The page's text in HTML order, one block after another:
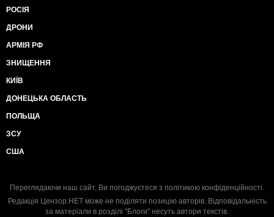
РОСІЯ
ДРОНИ
АРМІЯ РФ
ЗНИЩЕННЯ
КИЇВ
ДОНЕЦЬКА ОБЛАСТЬ
ПОЛЬЩА
ЗСУ
США
Переглядаючи наш сайт, Ви погоджуєтеся з політикою конфіденційності.
Редакція Цензор.НЕТ може не поділяти позицію авторів. Відповідальність
за матеріали в розділі "Блоги" несуть автори текстів.